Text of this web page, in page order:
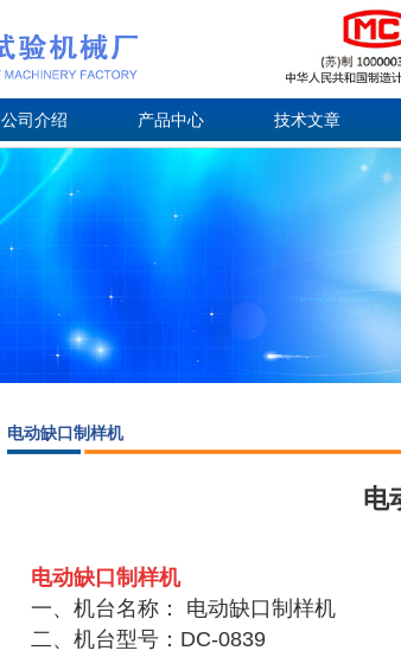
公司介绍 产品中心 技术文章
电动缺口制样机
电
电动缺口制样机
一、机台名称： 电动缺口制样机
二、机台型号：DC-0839